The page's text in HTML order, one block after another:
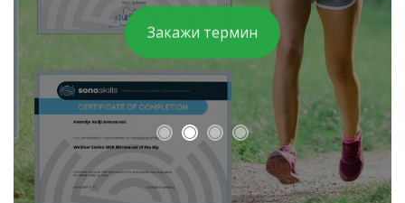
Закажи термин